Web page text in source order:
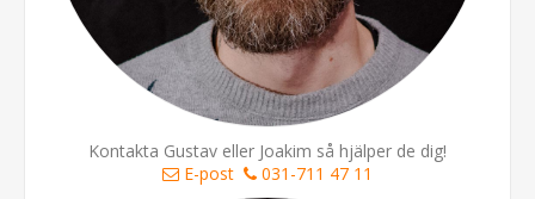
Kontakta Gustav eller Joakim så hjälper de dig!
E-post
031-711 47 11